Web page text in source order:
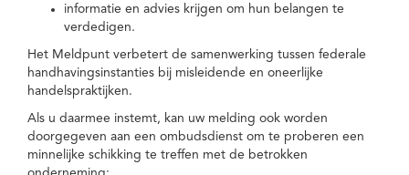
informatie en advies krijgen om hun belangen te
verdedigen.
Het Meldpunt verbetert de samenwerking tussen federale
handhavingsinstanties bij misleidende en oneerlijke
handelspraktijken.
Als u daarmee instemt, kan uw melding ook worden
doorgegeven aan een ombudsdienst om te proberen een
minnelijke schikking te treffen met de betrokken